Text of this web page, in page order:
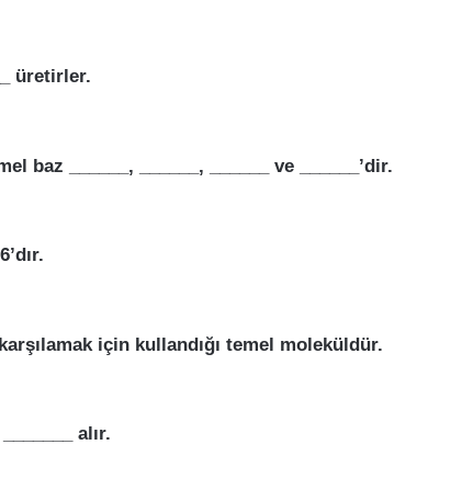
üretirler.
baz ______, ______, ______ ve ______’dir.
için kullandığı temel moleküldür.
alır.